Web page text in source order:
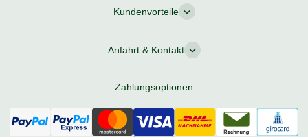
Kundenvorteile
Anfahrt & Kontakt
Zahlungsoptionen